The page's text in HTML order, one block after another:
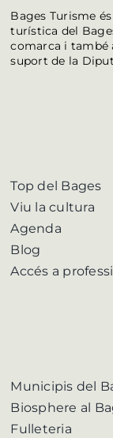
Bages Turisme
turística del
comarca i també
suport de la
Top del Bages
Viu la cultura
Agenda
Blog
Accés a
Municipis del
Biosphere al
Fulleteria